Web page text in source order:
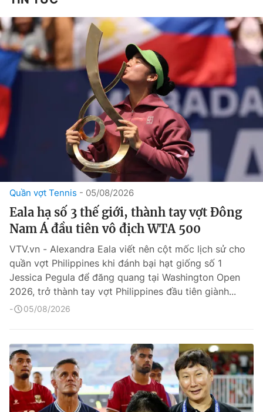
Quần vợt Tennis 05/08/2026
Eala hạ số 3 thế giới, thành tay vợt Đông
Nam Á đầu tiên vô địch WTA 500
VTV.vn - Alexandra Eala viết nên cột mốc lịch sử cho
quần vợt Philippines khi đánh bại hạt giống số 1
Jessica Pegula để đăng quang tại Washington Open
2026, trở thành tay vợt Philippines đầu tiên giành...
05/08/2026